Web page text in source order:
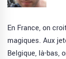
En France, on
magiques. Aux
Belgique, là-bas,